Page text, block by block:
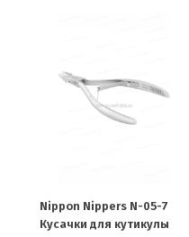
Nippon Nippers N-05-7
Кусачки для кутикулы